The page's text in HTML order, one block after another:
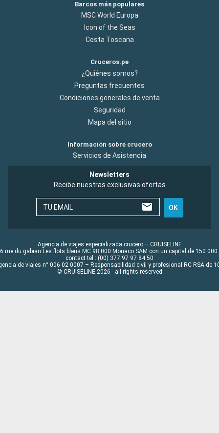
Barcos más populares
MSC World Europa
Icon of the Seas
Costa Toscana
Cruceros.pe
¿Quiénes somos?
Preguntas frecuentes
Condiciones generales de venta
Seguridad
Mapa del sitio
Información sobre crucero
Servicios de Asistencia
Newsletters
Recibe nuestras exclusivas ofertas
TU EMAIL OK
Agencia de viajes especializada crucero – CRUISELINE
rue du gabian Les flots bleus MC 98 000 Monaco SAM con un capital de 150 000
contact tel : (00) 377 97 97 84 50
de viajes n° 006 02 0007 – Responsabilidad civil y profesional RC RSA de
© CRUISELINE 2026 - all rights reserved